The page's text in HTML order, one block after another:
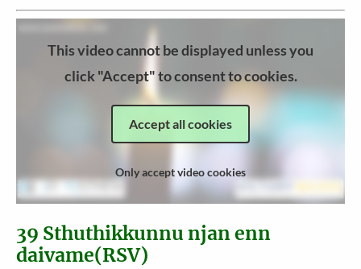
This video cannot be displayed unless you
click "Accept" to consent to cookies.
Accept all cookies
Only accept video cookies
39 Sthuthikkunnu njan enn
daivame(RSV)